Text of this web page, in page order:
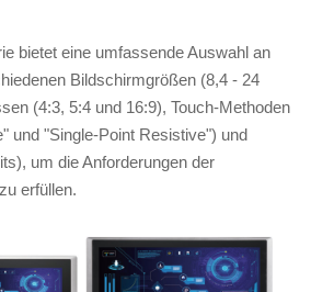
bietet eine umfassende Auswahl an
Bildschirmgrößen (8,4 - 24
(4:3, 5:4 und 16:9), Touch-Methoden
und "Single-Point Resistive") und
um die Anforderungen der
erfüllen.